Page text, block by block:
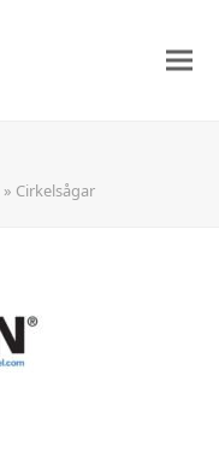
» Cirkelsågar